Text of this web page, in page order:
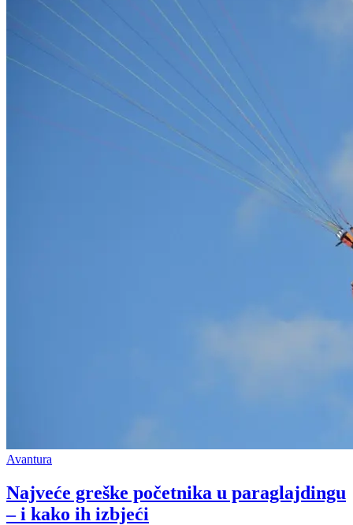
Avantura
Najveće greške početnika u paraglajdingu
– i kako ih izbjeći